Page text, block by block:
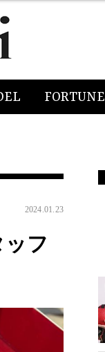
FORTUNE
2024.01.23
フ